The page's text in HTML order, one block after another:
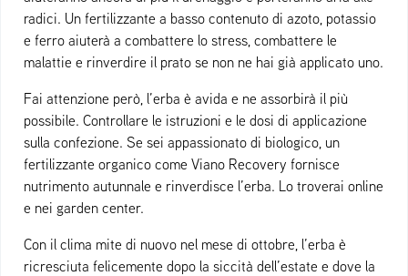
radici. Un fertilizzante a basso contenuto di azoto, potassio
e ferro aiuterà a combattere lo stress, combattere le
malattie e rinverdire il prato se non ne hai già applicato uno.
Fai attenzione però, l’erba è avida e ne assorbirà il più
possibile. Controllare le istruzioni e le dosi di applicazione
sulla confezione. Se sei appassionato di biologico, un
fertilizzante organico come Viano Recovery fornisce
nutrimento autunnale e rinverdisce l’erba. Lo troverai online
e nei garden center.
Con il clima mite di nuovo nel mese di ottobre, l’erba è
ricresciuta felicemente dopo la siccità dell’estate e dove la